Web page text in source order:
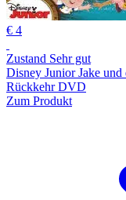
€ 4
Zustand Sehr gut
Disney Junior Jake
Rückkehr DVD
Zum Produkt